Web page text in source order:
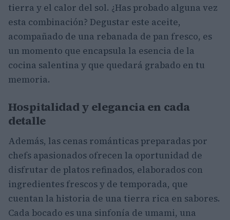
tierra y el calor del sol. ¿Has probado alguna vez
esta combinación? Degustar este aceite,
acompañado de una rebanada de pan fresco, es
un momento que encapsula la esencia de la
cocina salentina y que quedará grabado en tu
memoria.
Hospitalidad y elegancia en cada
detalle
Además, las cenas románticas preparadas por
chefs apasionados ofrecen la oportunidad de
disfrutar de platos refinados, elaborados con
ingredientes frescos y de temporada, que
cuentan la historia de una tierra rica en sabores.
Cada bocado es una sinfonía de umami, una